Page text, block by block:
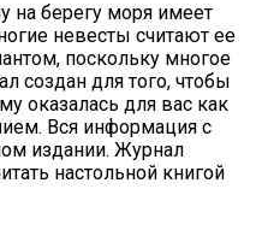
на берегу моря имеет
невесты считают ее
поскольку многое
создан для того, чтобы
оказалась для вас как
Вся информация с
издании. Журнал
настольной книгой